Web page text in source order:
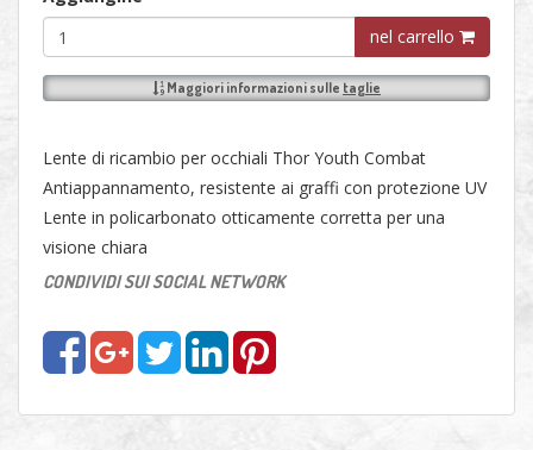
nel carrello
Maggiori informazioni sulle taglie
Lente di ricambio per occhiali Thor Youth Combat
Antiappannamento, resistente ai graffi con protezione UV
Lente in policarbonato otticamente corretta per una
visione chiara
CONDIVIDI SUI SOCIAL NETWORK